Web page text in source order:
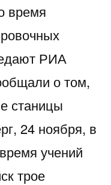
время
РИА
о том,
станицы
24 ноября, в
учений
трое